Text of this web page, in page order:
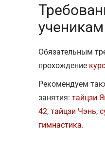
ученикам
Обязательным
прохождение
Рекомендуем
занятия: тайцзи
42, тайцзи Чэнь,
гимнастика.